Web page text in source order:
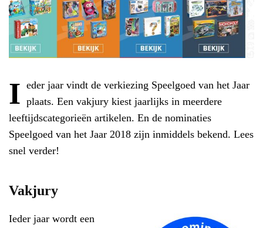
I eder jaar vindt de verkiezing Speelgoed van het Jaar
plaats. Een vakjury kiest jaarlijks in meerdere
leeftijdscategorieën artikelen. En de nominaties
Speelgoed van het Jaar 2018 zijn inmiddels bekend. Lees
snel verder!
Vakjury
Ieder jaar wordt een